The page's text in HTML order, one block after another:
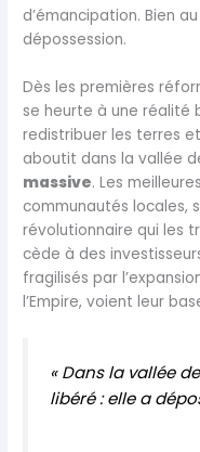
d’émancipation. Bien
dépossession.
Dès les premières
se heurte à une réalité
redistribuer les terres
aboutit dans la vallée
massive. Les
communautés locales,
révolutionnaire qui les
cède à des
fragilisés par
l’Empire, voient leur
« Dans la vallée
libéré : elle a